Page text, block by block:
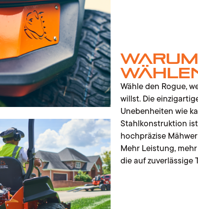
Wähle den Rogue,
willst. Die
Unebenheiten wie
Stahlkonstruktion
hochpräzise
Mehr Leistung,
die auf zuverlässige